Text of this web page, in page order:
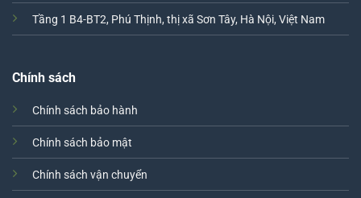
Tầng 1 B4-BT2, Phú Thịnh, thị xã Sơn Tây, Hà Nội, Việt Nam
Chính sách
Chính sách bảo hành
Chính sách bảo mật
Chính sách vận chuyển